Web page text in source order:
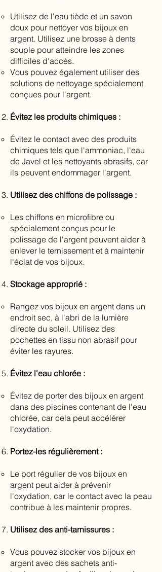
Utilisez de l'eau tiède et un savon
doux pour nettoyer vos bijoux en
argent. Utilisez une brosse à dents
souple pour atteindre les zones
difficiles d'accès.
Vous pouvez également utiliser des
solutions de nettoyage spécialement
conçues pour l'argent.
Évitez les produits chimiques :
Évitez le contact avec des produits
chimiques tels que l'ammoniac, l'eau
de Javel et les nettoyants abrasifs, car
ils peuvent endommager l'argent.
Utilisez des chiffons de polissage :
Les chiffons en microfibre ou
spécialement conçus pour le
polissage de l'argent peuvent aider à
enlever le ternissement et à maintenir
l'éclat de vos bijoux.
Stockage approprié :
Rangez vos bijoux en argent dans un
endroit sec, à l'abri de la lumière
directe du soleil. Utilisez des
pochettes en tissu non abrasif pour
éviter les rayures.
Évitez l'eau chlorée :
Évitez de porter des bijoux en argent
dans des piscines contenant de l'eau
chlorée, car cela peut accélérer
l'oxydation.
Portez-les régulièrement :
Le port régulier de vos bijoux en
argent peut aider à prévenir
l'oxydation, car le contact avec la peau
contribue à les maintenir propres.
Utilisez des anti-tarnissures :
Vous pouvez stocker vos bijoux en
argent avec des sachets anti-